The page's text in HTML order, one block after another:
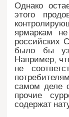
Однако
этого
ярмаркам
российских
было бы
Например,
не
самом деле
прочие
содержат